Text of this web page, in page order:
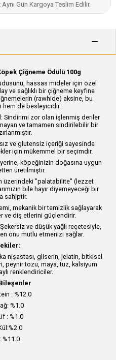
Gün Kargoya Teslim Edilir.
Çiğneme Ödülü 100g
hassas mideler için özel
ve sağlıklı bir çiğneme keyfine
(rawhide) aksine, bu
hem de besleyicidir.
Sindirimi zor olan işlenmiş deriler
ve tamamen sindirilebilir bir
ve glutensiz içeriği sayesinde
için mükemmel bir seçimdir.
köpeğinizin doğasına uygun
üretilmiştir.
üzerindeki "palatabilite" (lezzet
bile hayır diyemeyeceği bir
sahiptir.
mekanik bir temizlik sağlayarak
ve diş etlerini güçlendirir.
ve düşük yağlı reçetesiyle,
onu mutlu etmenizi sağlar.
nişastası, gliserin, jelatin, bitkisel
peynir tozu, maya, tuz, kalsiyum
renklendiriciler.
: %12.0
%1.0
: %1.0
%11.0